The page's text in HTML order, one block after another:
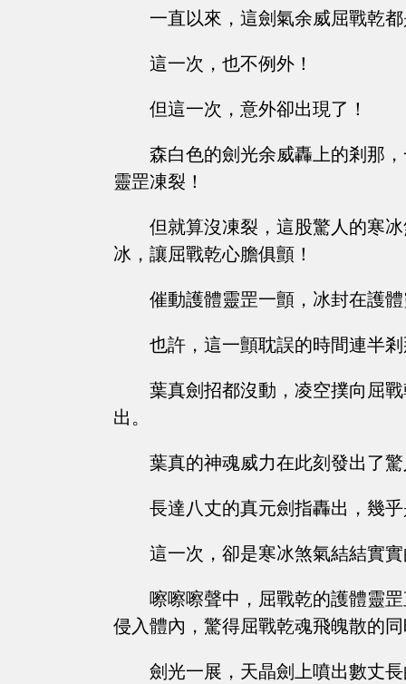
一直以來，這劍氣余威屈戰乾
這一次，也不例外！
但這一次，意外卻出現了！
森白色的劍光余威轟上的剎那
靈罡凍裂！
但就算沒凍裂，這股驚人的寒
冰，讓屈戰乾心膽俱顫！
催動護體靈罡一顫，冰封在護
也許，這一顫耽誤的時間連半
葉真劍招都沒動，凌空撲向屈
出。
葉真的神魂威力在此刻發出了
長達八丈的真元劍指轟出，幾
這一次，卻是寒冰煞氣結結實
嚓嚓嚓聲中，屈戰乾的護體靈
侵入體內，驚得屈戰乾魂飛魄散的
劍光一展，天晶劍上噴出數丈